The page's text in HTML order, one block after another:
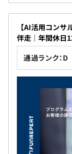
【AI活用コン
伴走｜年間休日
通過ランク：D